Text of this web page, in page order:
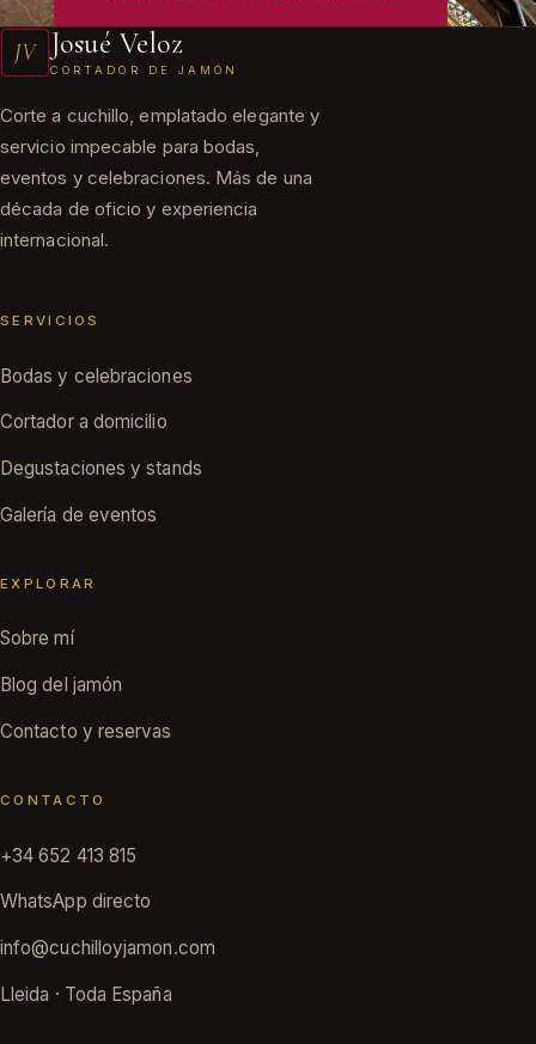
JV Josué Veloz
CORTADOR DE JAMÓN
Corte a cuchillo, emplatado elegante y
servicio impecable para bodas,
eventos y celebraciones. Más de una
década de oficio y experiencia
internacional.
SERVICIOS
Bodas y celebraciones
Cortador a domicilio
Degustaciones y stands
Galería de eventos
EXPLORAR
Sobre mí
Blog del jamón
Contacto y reservas
CONTACTO
+34 652 413 815
WhatsApp directo
info@cuchilloyjamon.com
Lleida · Toda España